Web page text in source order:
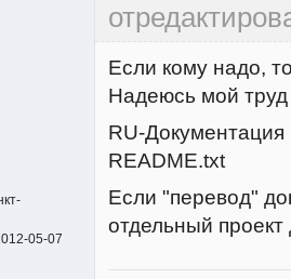
05-07
Если кому надо,
Надеюсь мой труд
RU-Документация
README.txt
Если "перевод"
отдельный проект